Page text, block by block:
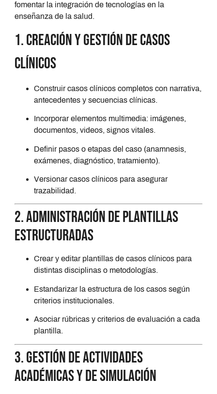
fomentar la integración de tecnologías en la
enseñanza de la salud.
1. Creación y gestión de casos
clínicos
Construir casos clínicos completos con narrativa,
antecedentes y secuencias clínicas.
Incorporar elementos multimedia: imágenes,
documentos, videos, signos vitales.
Definir pasos o etapas del caso (anamnesis,
exámenes, diagnóstico, tratamiento).
Versionar casos clínicos para asegurar
trazabilidad.
2. Administración de plantillas
estructuradas
Crear y editar plantillas de casos clínicos para
distintas disciplinas o metodologías.
Estandarizar la estructura de los casos según
criterios institucionales.
Asociar rúbricas y criterios de evaluación a cada
plantilla.
3. Gestión de actividades
académicas y de simulación